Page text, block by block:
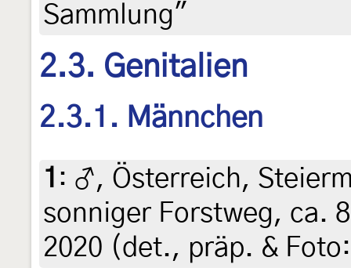
Sammlung"
2.3. Genitalien
2.3.1. Männchen
1 : ♂, Österreich,
sonniger Forstweg, ca.
2020 (det., präp. &